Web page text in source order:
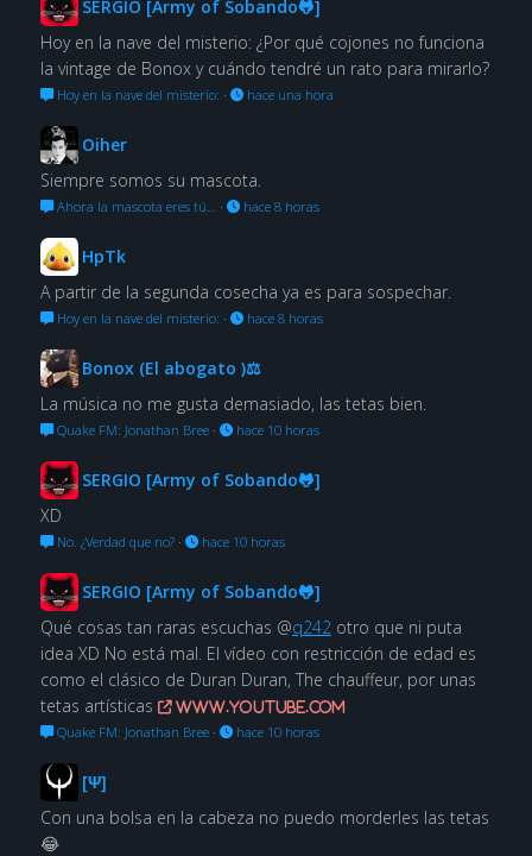
SERGIO [Army of Sobando🐸]
Hoy en la nave del misterio: ¿Por qué cojones no funciona
la vintage de Bonox y cuándo tendré un rato para mirarlo?
Hoy en la nave del misterio: · hace una hora
Oiher
Siempre somos su mascota.
Ahora la mascota eres tú… · hace 8 horas
HpTk
A partir de la segunda cosecha ya es para sospechar.
Hoy en la nave del misterio: · hace 8 horas
Bonox (El abogato )⚖
La música no me gusta demasiado, las tetas bien.
Quake FM: Jonathan Bree· hace 10 horas
SERGIO [Army of Sobando🐸]
XD
No. ¿Verdad que no?· hace 10 horas
SERGIO [Army of Sobando🐸]
Qué cosas tan raras escuchas @q242 otro que ni puta
idea XD No está mal. El vídeo con restricción de edad es
como el clásico de Duran Duran, The chauffeur, por unas
tetas artísticas
www.youtube.com
Quake FM: Jonathan Bree· hace 10 horas
[Ψ]
Con una bolsa en la cabeza no puedo morderles las tetas
😂